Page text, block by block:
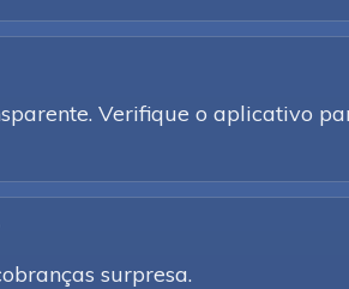
Verifique o aplicativo
surpresa.